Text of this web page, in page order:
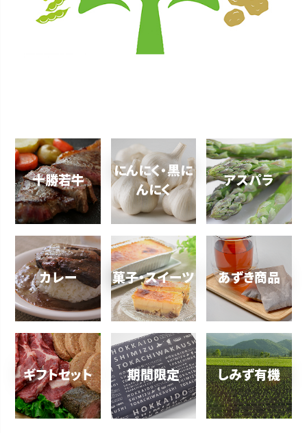
十勝若牛
にんにく・黒に
んにく
アスパラ
カレー 菓子・スイーツ あずき商品
ギフトセット 期間限定 しみず有機